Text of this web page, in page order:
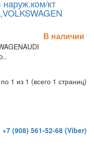
кт
В наличии
1 из 1 (всего 1 страниц)
+7 (908) 561-52-68 (Viber)